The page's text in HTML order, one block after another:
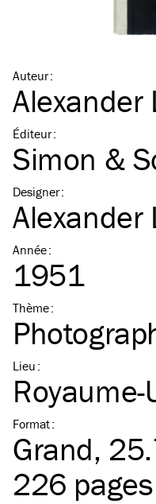
Auteur:
Alexander
Éditeur:
Simon &
Designer:
Alexander
Année:
1951
Thème:
Lieu :
Royaume-
Format:
Grand,
226 pages